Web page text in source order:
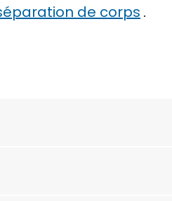
de corps .